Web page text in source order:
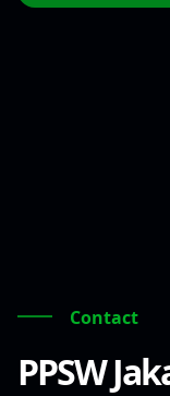
Contact
PPSW